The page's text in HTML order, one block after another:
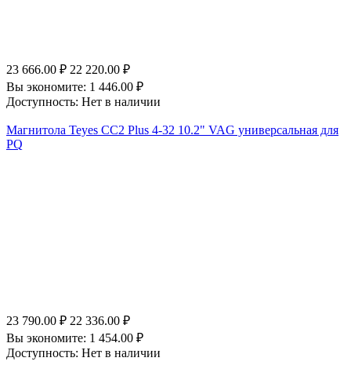
23 666.00 ₽ 22 220.00 ₽
Вы экономите: 1 446.00 ₽
Доступность: Нет в наличии
Магнитола Teyes CC2 Plus 4-32 10.2" VAG универсальная для
PQ
23 790.00 ₽ 22 336.00 ₽
Вы экономите: 1 454.00 ₽
Доступность: Нет в наличии